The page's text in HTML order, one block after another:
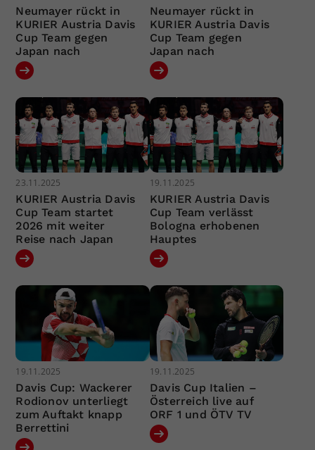
Neumayer rückt in
KURIER Austria Davis
Cup Team gegen
Japan nach
Neumayer rückt in
KURIER Austria Davis
Cup Team gegen
Japan nach
23.11.2025
KURIER Austria Davis
Cup Team startet
2026 mit weiter
Reise nach Japan
19.11.2025
KURIER Austria Davis
Cup Team verlässt
Bologna erhobenen
Hauptes
19.11.2025
Davis Cup: Wackerer
Rodionov unterliegt
zum Auftakt knapp
Berrettini
19.11.2025
Davis Cup Italien –
Österreich live auf
ORF 1 und ÖTV TV